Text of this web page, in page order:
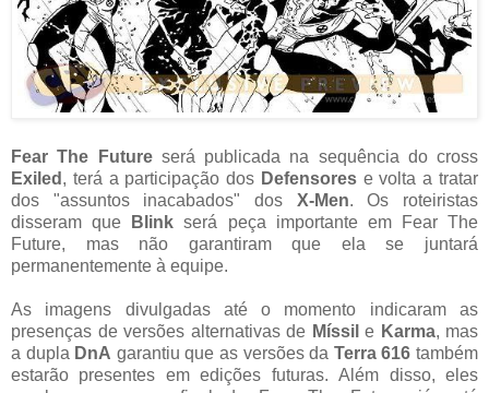
Fear The Futureserá publicada na sequência do cross
Exiled , terá a participação dos Defensorese volta a tratar
dos "assuntos inacabados" dos X-Men.Os roteiristas
disseram que
Blink será peça importante em Fear The
Future, mas não garantiram que ela se juntará
permanentemente à equipe.
As imagens divulgadas até o momento indicaram as
presenças de versões alternativas de Míssil e Karma, mas
a dupla DnA garantiu que as versões da Terra 616 também
estarão presentes em edições futuras.Além disso, eles